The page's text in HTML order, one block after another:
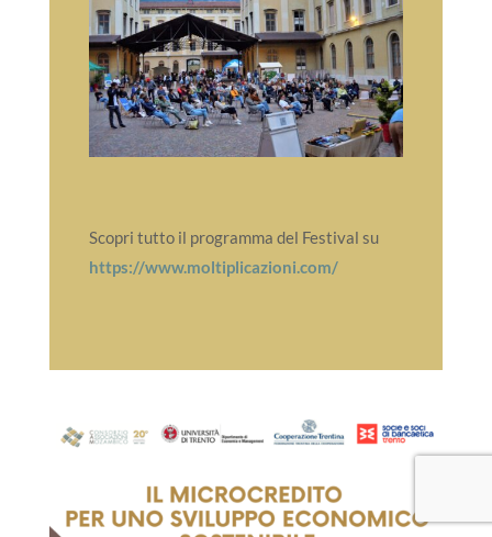
Scopri tutto il programma del Festival su
https://www.moltiplicazioni.com/